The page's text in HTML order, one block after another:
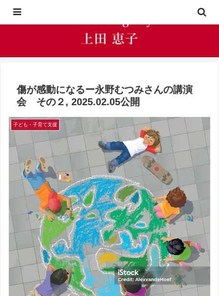
傷が感動になるー永野むつみさんの講演
会 その２, 2025.02.05公開
子ども・子育て支援